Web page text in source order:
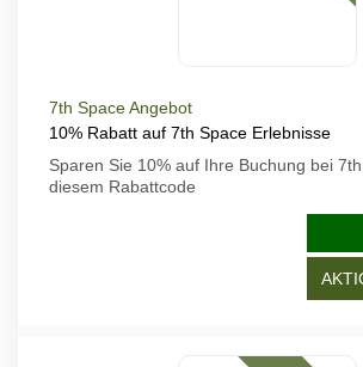
7th Space Angebot
10% Rabatt auf 7th Space Erlebnisse
Sparen Sie 10% auf Ihre Buchung bei
diesem Rabattcode